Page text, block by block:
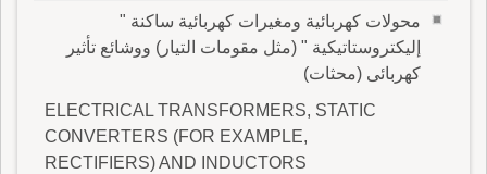
محولات كهربائية ومغيرات كهربائية ساكنة "
إليكتروستاتيكية " (مثل مقومات التيار) ووشائع تأثير
كهربائى (محثات)
ELECTRICAL TRANSFORMERS, STATIC
CONVERTERS (FOR EXAMPLE,
RECTIFIERS) AND INDUCTORS